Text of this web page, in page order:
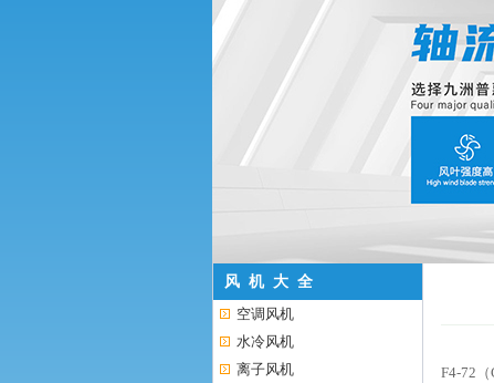
风 机 大 全
空调风机
水冷风机
离子风机
F4-72